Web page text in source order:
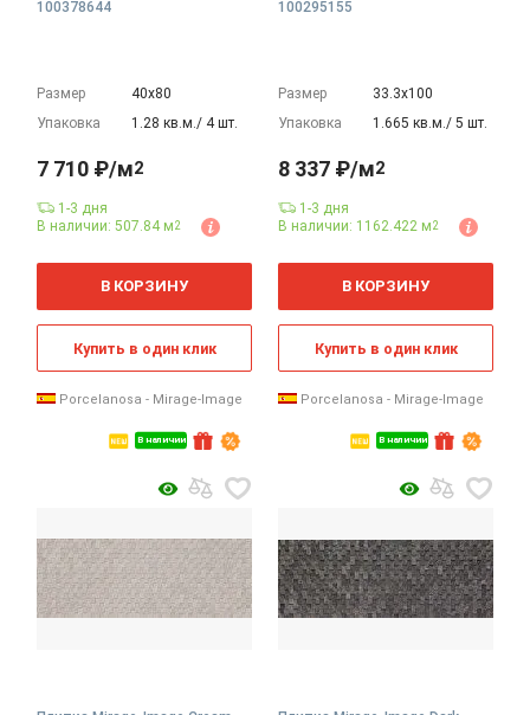
100378644
Размер
40х80
Упаковка
1.28 кв.м./ 4 шт.
В наличии
7 710 ₽/м2
1-3 дня
В наличии: 507.84 м2
м
В КОРЗИНУ
Купить в один клик
Porcelanosa - Mirage-Image
100295155
Размер
33.3х100
Упаковка
1.665 кв.м./ 5 шт.
В наличии
8 337 ₽/м2
1-3 дня
В наличии: 1162.422 м2
м
В КОРЗИНУ
Купить в один клик
Porcelanosa - Mirage-Image